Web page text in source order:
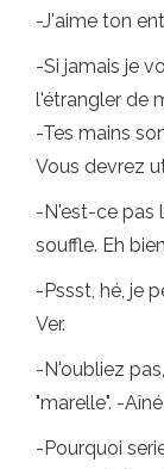
-J'aime ton
-Si jamais je
l'étrangler de
-Tes mains
Vous devrez
-N'est-ce pas
souffle. Eh
-Pssst, hé, je
Ver.
-N'oubliez
"marelle". -
-Pourquoi